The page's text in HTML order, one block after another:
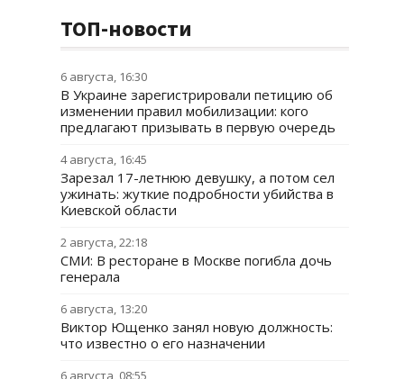
ТОП-новости
6 августа, 16:30
В Украине зарегистрировали петицию об
изменении правил мобилизации: кого
предлагают призывать в первую очередь
4 августа, 16:45
Зарезал 17-летнюю девушку, а потом сел
ужинать: жуткие подробности убийства в
Киевской области
2 августа, 22:18
СМИ: В ресторане в Москве погибла дочь
генерала
6 августа, 13:20
Виктор Ющенко занял новую должность:
что известно о его назначении
6 августа, 08:55